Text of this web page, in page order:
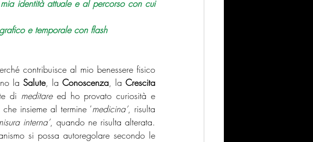
identità attuale e al percorso con cui
e temporale con flash
contribuisce al mio benessere fisico
la Salute, la Conoscenza, la Crescita
di meditare ed ho provato curiosità e
insieme al termine ‘medicina’, risulta
interna’, quando ne risulta alterata.
si possa autoregolare secondo le